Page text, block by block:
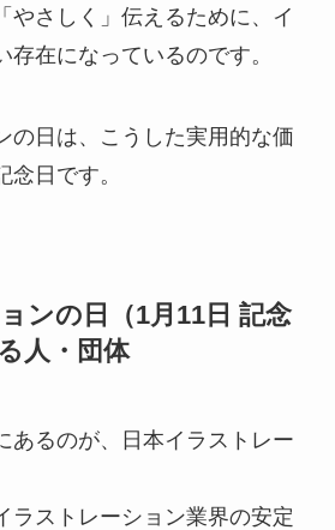
やさしく」伝えるために、イ
存在になっているのです。
の日は、こうした実用的な価
日です。
ンの日（1月11日 記念
人・団体
あるのが、日本イラストレー
ラストレーション業界の安定